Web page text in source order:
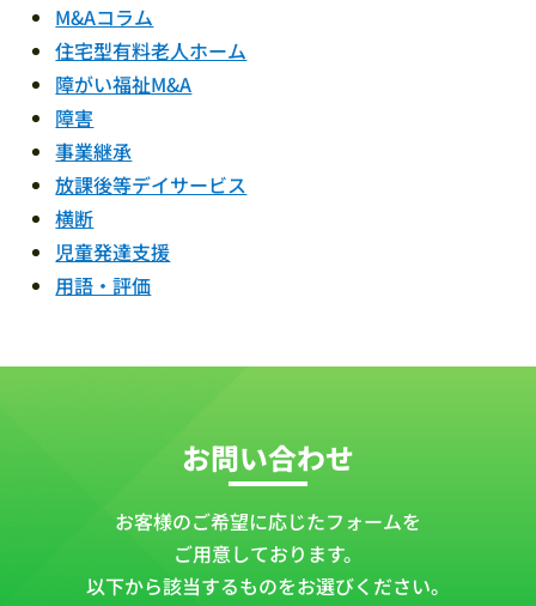
M&Aコラム
住宅型有料老人ホーム
障がい福祉M&A
障害
事業継承
放課後等デイサービス
横断
児童発達支援
用語・評価
お問い合わせ
お客様のご希望に応じたフォームを
ご用意しております。
以下から該当するものをお選びください。